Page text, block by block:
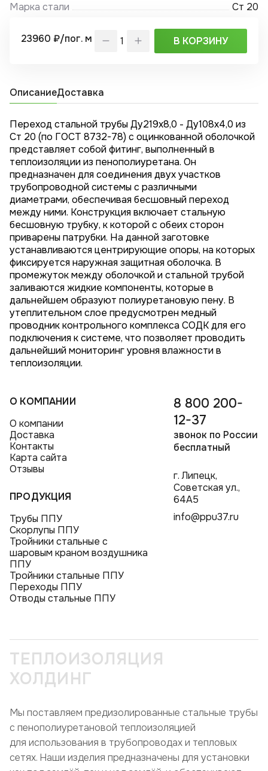
Марка стали
Ст 20
23960 ₽/пог. м В КОРЗИНУ
ОписаниеДоставка
Переход стальной трубы Ду219х8,0 - Ду108x4,0 из
Ст 20 (по ГОСТ 8732-78) с оцинкованной оболочкой
представляет собой фитинг, выполненный в
теплоизоляции из пенополиуретана. Он
предназначен для соединения двух участков
трубопроводной системы с различными
диаметрами, обеспечивая бесшовный переход
между ними. Конструкция включает стальную
бесшовную трубку, к которой с обеих сторон
приварены патрубки. На данной заготовке
устанавливаются центрирующие опоры, на которых
фиксируется наружная защитная оболочка. В
промежуток между оболочкой и стальной трубой
заливаются жидкие компоненты, которые в
дальнейшем образуют полиуретановую пену. В
утеплительном слое предусмотрен медный
проводник контрольного комплекса СОДК для его
подключения к системе, что позволяет проводить
дальнейший мониторинг уровня влажности в
теплоизоляции.
О КОМПАНИИ
О компании
Доставка
Контакты
Карта сайта
Отзывы
ПРОДУКЦИЯ
Трубы ППУ
Скорлупы ППУ
Тройники стальные с
шаровым краном воздушника
ППУ
Тройники стальные ППУ
Переходы ППУ
Отводы стальные ППУ
8 800 200-
12-37
звонок по России
бесплатный
г. Липецк,
Советская ул.,
64А5
info@ppu37.ru
ТЕПЛОИЗОЛЯЦИЯ
ХОЛДИНГ
Мы поставляем предизолированные стальные трубы
с пенополиуретановой теплоизоляцией
для использования в трубопроводах и тепловых
сетях. Наши изделия предназначены для установки